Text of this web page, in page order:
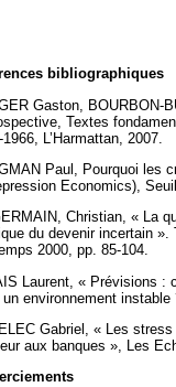
bibliographiques
Gaston, BOURBON-
Textes
1966, L’Harmattan, 2007.
Paul, Pourquoi les
Economics),
Christian, « La
du devenir incertain
2000, pp. 85-104.
Laurent, « Prévisions :
un environnement
Gabriel, « Les
aux banques », Les